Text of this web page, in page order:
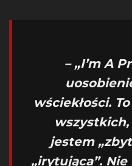
– „I’m A
wściekłości.
jestem
„irytująca”.